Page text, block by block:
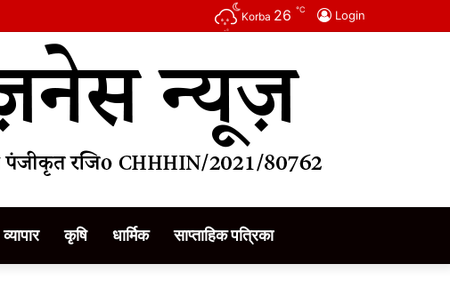
Login
Korba 26 ℃
व्यापार कृषि धार्मिक साप्ताहिक पत्रिका